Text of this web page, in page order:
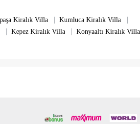
Kiralık Villa | Kumluca Kiralık Villa |
| Kepez Kiralık Villa | Konyaaltı Kiralık Villa